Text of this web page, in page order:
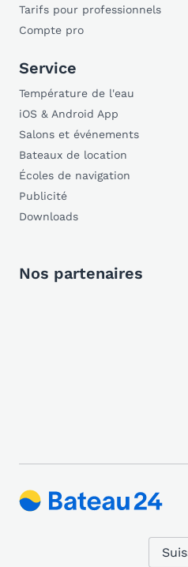
Tarifs pour professionnels
Compte pro
Service
Température de l'eau
iOS & Android App
Salons et événements
Bateaux de location
Écoles de navigation
Publicité
Downloads
Nos partenaires